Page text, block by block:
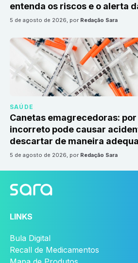
entenda os riscos e o alerta
5 de agosto de 2026, por Redação Sara
SAÚDE
Canetas emagrecedoras:
incorreto pode causar
descartar de maneira
5 de agosto de 2026, por Redação Sara
LINKS
Bula Digital
Recall de Medicamentos